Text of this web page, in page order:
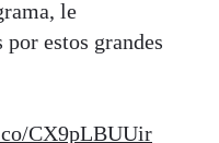
le
estos grandes
CX9pLBUUir